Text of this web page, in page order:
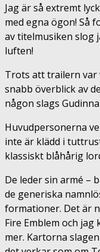
Jag är så extremt
med egna ögon! Så
av titelmusiken slog
luften!
Trots att trailern var
snabb överblick av
någon slags
Huvudpersonerna
inte är klädd i
klassiskt blåhårig
De leder sin armé –
de generiska
formationer. Det är
Fire Emblem och
mer. Kartorna